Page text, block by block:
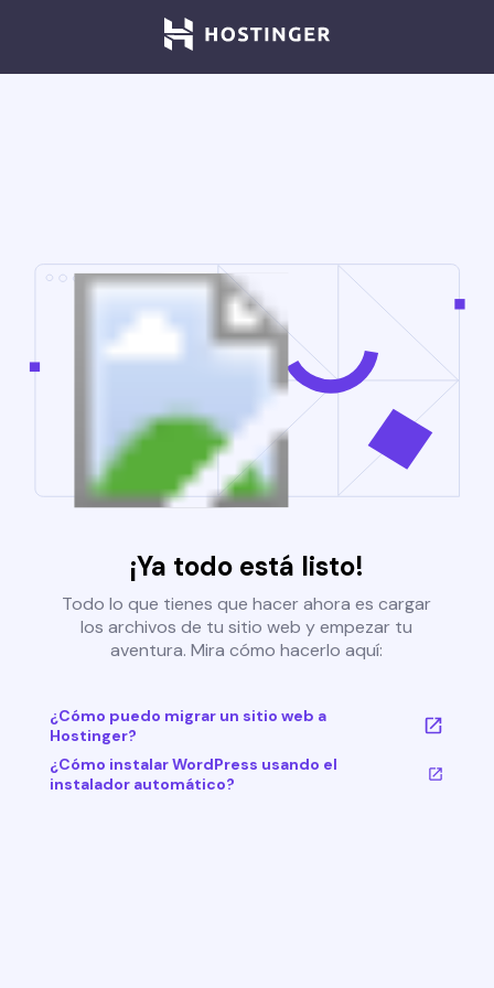
¡Ya todo está listo!
Todo lo que tienes que hacer ahora es cargar
los archivos de tu sitio web y empezar tu
aventura. Mira cómo hacerlo aquí:
¿Cómo puedo migrar un sitio web a
Hostinger?
¿Cómo instalar WordPress usando el
instalador automático?